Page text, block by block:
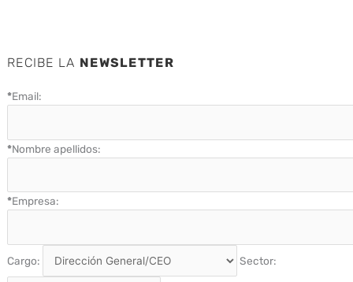
RECIBE LA NEWSLETTER
*Email:
*Nombre apellidos:
*Empresa:
Cargo: Sector: